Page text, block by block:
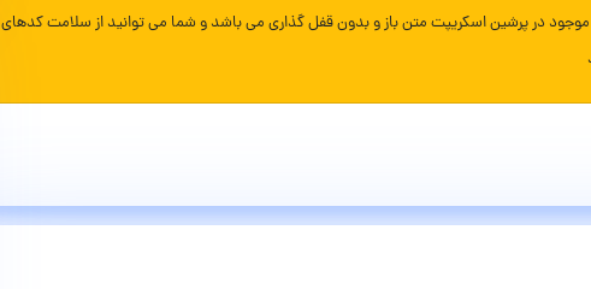
در پرشین اسکریپت متن باز و بدون قفل گذاری می باشد و شما می توانید از سلامت کدهای